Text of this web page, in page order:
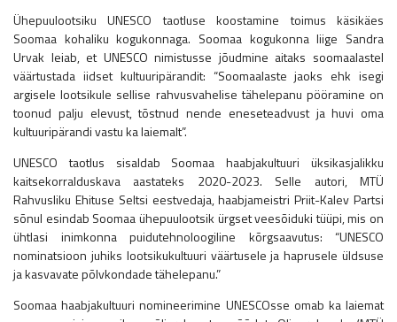
Ühepuulootsiku UNESCO taotluse koostamine toimus käsikäes
Soomaa kohaliku kogukonnaga. Soomaa kogukonna liige Sandra
Urvak leiab, et UNESCO nimistusse jõudmine aitaks soomaalastel
väärtustada iidset kultuuripärandit: “Soomaalaste jaoks ehk isegi
argisele lootsikule sellise rahvusvahelise tähelepanu pööramine on
toonud palju elevust, tõstnud nende eneseteadvust ja huvi oma
kultuuripärandi vastu ka laiemalt”.
UNESCO taotlus sisaldab Soomaa haabjakultuuri üksikasjalikku
kaitsekorralduskava aastateks 2020-2023. Selle autori, MTÜ
Rahvusliku Ehituse Seltsi eestvedaja, haabjameistri Priit-Kalev Partsi
sõnul esindab Soomaa ühepuulootsik ürgset veesõiduki tüüpi, mis on
ühtlasi inimkonna puidutehnoloogiline kõrgsaavutus: “UNESCO
nominatsioon juhiks lootsikukultuuri väärtusele ja haprusele üldsuse
ja kasvavate põlvkondade tähelepanu.”
Soomaa haabjakultuuri nomineerimine UNESCOsse omab ka laiemat